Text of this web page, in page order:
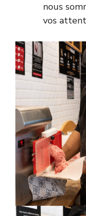
nous
vos